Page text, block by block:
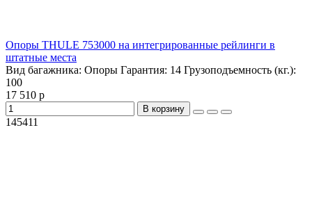
Опоры THULE 753000 на интегрированные рейлинги в
штатные места
Вид багажника: Опоры Гарантия: 14 Грузоподъемность (кг.):
100
17 510 р
В корзину
145411